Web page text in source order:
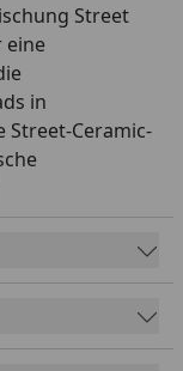
Street
eine
in
Street-Ceramic-
auf der
durch einen
und
Damit ist
und Tour.